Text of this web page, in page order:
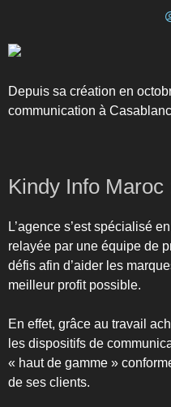
Depuis sa création en
communication à
Kindy Info Maroc
L’agence s’est spécialisé
relayée par une équipe de
défis afin d’aider les
meilleur profit possible.
En effet, grâce au travail
les dispositifs de
« haut de gamme »
de ses clients.